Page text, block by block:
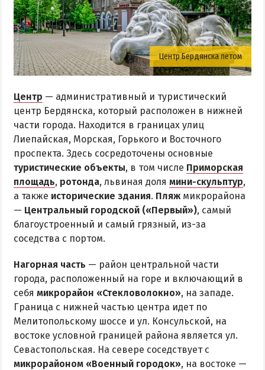
Центр Бердянска летом
Центр — административный и туристический
центр Бердянска, который расположен в нижней
части города. Находится в границах улиц
Лиепайская, Морская, Горького и Восточного
проспекта. Здесь сосредоточены основные
туристические объекты, в том числе Приморская
площадь, ротонда, львиная доля мини-скульптур,
а также исторические здания. Пляж микрорайона
— Центральный городской («Первый»), самый
благоустроенный и самый грязный, из-за
соседства с портом.
Нагорная часть — район центральной части
города, расположенный на горе и включающий в
себя микрорайон «Стекловолокно», на западе.
Граница с нижней частью центра идет по
Мелитопольскому шоссе и ул. Консульской, на
востоке условной границей района является ул.
Севастопольская. На севере соседствует с
микрорайоном «Военный городок», на востоке —